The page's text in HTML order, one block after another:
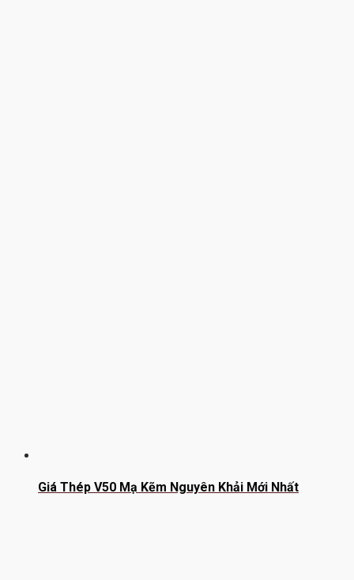
Giá Thép V50 Mạ Kẽm Nguyên Khải Mới Nhất